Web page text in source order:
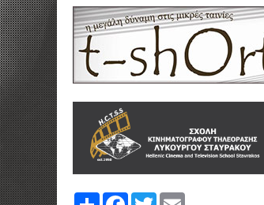
Share FacebookTwitter